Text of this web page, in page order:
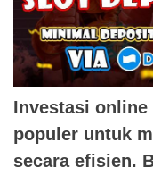
Investasi
populer untuk
secara efisien.